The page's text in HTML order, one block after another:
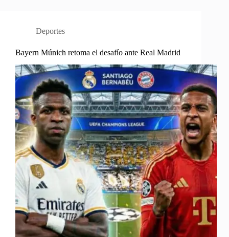
Deportes
Bayern Múnich retoma el desafío ante Real Madrid